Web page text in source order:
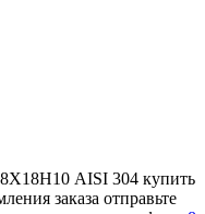
AISI 304 купить
заказа отправьте